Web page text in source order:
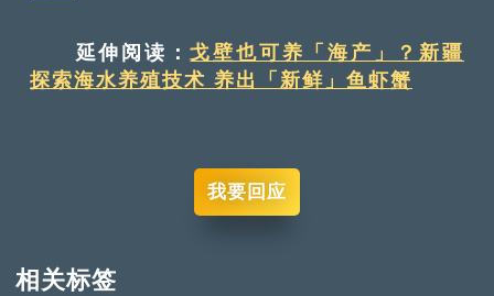
延伸阅读：戈壁也可养「海产」？新疆
探索海水养殖技术 养出「新鲜」鱼虾蟹
我要回应
相关标签